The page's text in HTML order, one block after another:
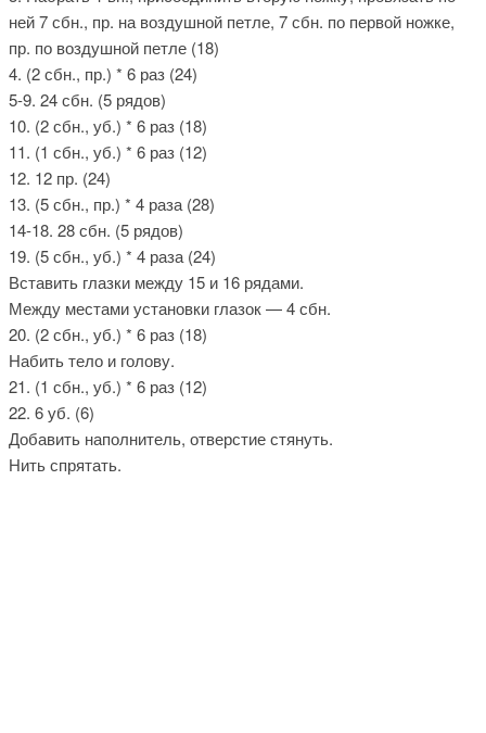
ней 7 сбн., пр. на воздушной петле, 7 сбн. по первой ножке,
пр. по воздушной петле (18)
4. (2 сбн., пр.) * 6 раз (24)
5-9. 24 сбн. (5 рядов)
10. (2 сбн., уб.) * 6 раз (18)
11. (1 сбн., уб.) * 6 раз (12)
12. 12 пр. (24)
13. (5 сбн., пр.) * 4 раза (28)
14-18. 28 сбн. (5 рядов)
19. (5 сбн., уб.) * 4 раза (24)
Вставить глазки между 15 и 16 рядами.
Между местами установки глазок — 4 сбн.
20. (2 сбн., уб.) * 6 раз (18)
Набить тело и голову.
21. (1 сбн., уб.) * 6 раз (12)
22. 6 уб. (6)
Добавить наполнитель, отверстие стянуть.
Нить спрятать.